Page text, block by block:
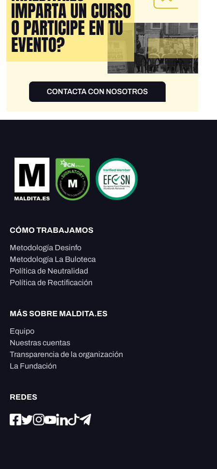
CÓMO TRABAJAMOS
Metodología Desinfo
Metodología La Buloteca
Política de Neutralidad
Política de Rectificación
MÁS SOBRE MALDITA.ES
Equipo
Nuestras cuentas
Transparencia de la organización
La Fundación
REDES